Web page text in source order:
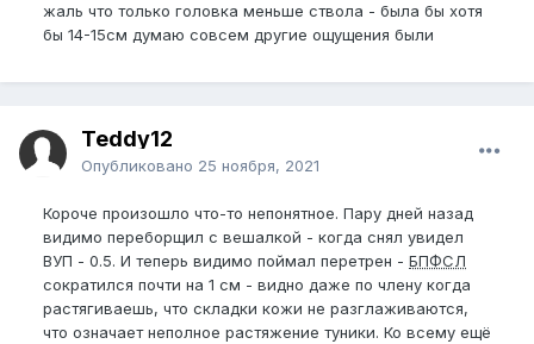
жаль что только головка меньше ствола - была бы хотя
бы 14-15см думаю совсем другие ощущения были
Teddy12
Опубликовано 25 ноября, 2021
Короче произошло что-то непонятное. Пару дней назад
видимо переборщил с вешалкой - когда снял увидел
ВУП - 0.5. И теперь видимо поймал перетрен - БПФСЛ
сократился почти на 1 см - видно даже по члену когда
растягиваешь, что складки кожи не разглаживаются,
что означает неполное растяжение туники. Ко всему ещё